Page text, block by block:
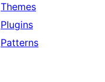
Themes
Plugins
Patterns